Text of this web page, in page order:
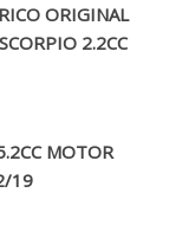
ORIGINAL
2.2CC
MOTOR
19